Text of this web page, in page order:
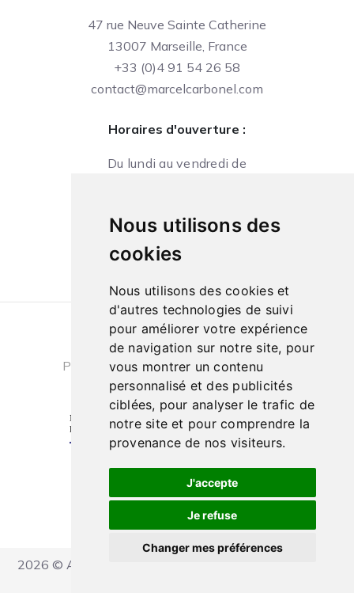
Nous utilisons des
cookies
Nous utilisons des cookies et
d'autres technologies de suivi
pour améliorer votre expérience
de navigation sur notre site, pour
vous montrer un contenu
personnalisé et des publicités
ciblées, pour analyser le trafic de
notre site et pour comprendre la
provenance de nos visiteurs.
J'accepte
Je refuse
Changer mes préférences
47 rue Neuve Sainte Catherine
13007 Marseille, France
+33 (0)4 91 54 26 58
contact@marcelcarbonel.com
Horaires d'ouverture :
Du lundi au vendredi de
10h à 13h et de 14h à 18h
Conditions générales de ventes
|
Politique de confidentialité
| Cookies
2026 © Ateliers Marcel Carbonel - Tous droits réservés